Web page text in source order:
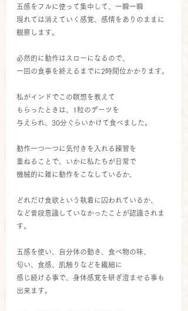
五感をフルに使って集中して、一瞬一瞬
現れては消えていく感覚、感情をありのままに
観察します。
必然的に動作はスローになるので、
一回の食事を終えるまでに2時間位かかります。
私がインドでこの瞑想を教えて
もらったときは、1粒のデーツを
与えられ、30分ぐらいかけて食べました。
動作一つ一つに気付きを入れる練習を
重ねることで、いかに私たちが日常で
機械的に雑に動作をこなしているか、
どれだけ食欲という執着に囚われているか、
など普段意識していなかったことが認識されま
す。
五感を使い、自分体の動き、食べ物の味、
匂い、食感、肌触りなどを繊細に
感じ続ける事で、身体感覚を研ぎ澄ませる事も
出来ます。